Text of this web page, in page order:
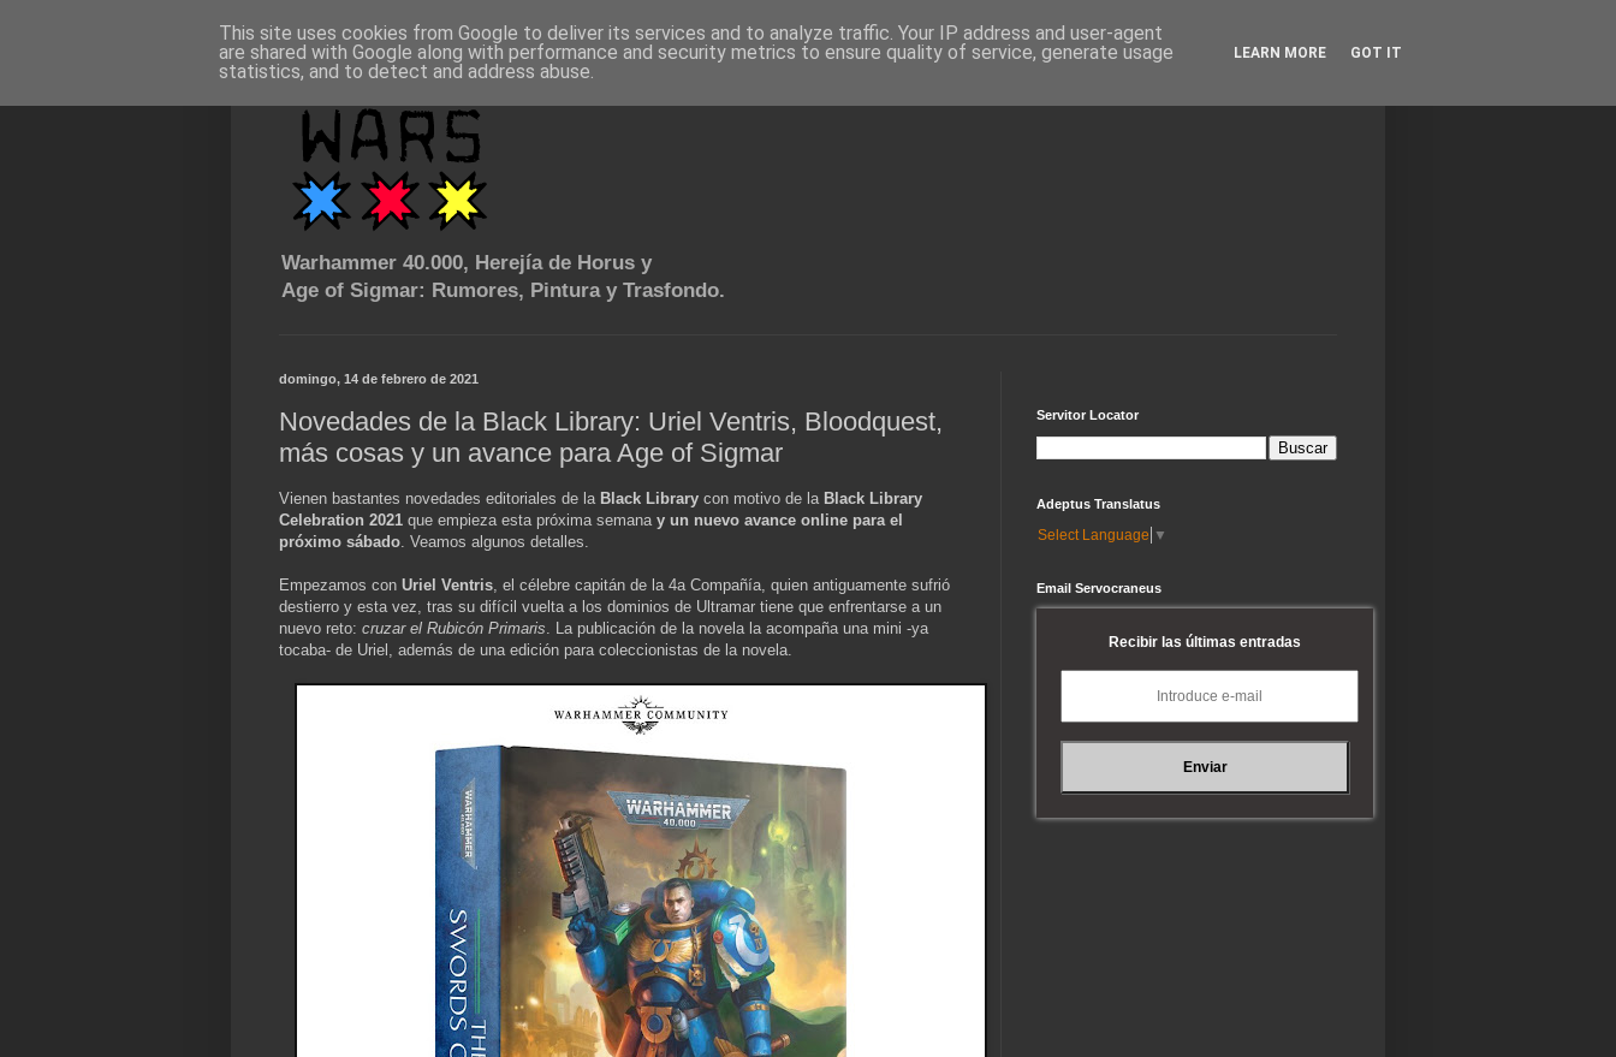
Warhammer 40.000, Herejía de Horus y
Age of Sigmar: Rumores, Pintura y Trasfondo.
domingo, 14 de febrero de 2021
Novedades de la Black Library: Uriel Ventris, Bloodquest,
más cosas y un avance para Age of Sigmar
Vienen bastantes novedades editoriales de la Black Library con motivo de laBlack Library
Celebration 2021 que empieza esta próxima semana y un nuevo avance online para el
próximo sábado. Veamos algunos detalles.
Empezamos con Uriel Ventris, el célebre capitán de la 4a Compañía, quien antiguamente sufrió
destierro y esta vez, tras su difícil vuelta a los dominios de Ultramar tiene que enfrentarse a un
nuevo reto: cruzar el Rubicón Primaris. La publicación de la novela la acompaña una mini -ya
tocaba- de Uriel, además de una edición para coleccionistas de la novela.
Servitor Locator
Adeptus Translatus
Select Language ▼
Email Servocraneus
Recibir las últimas entradas
This site uses cookies from Google to deliver its services and to analyze traffic. Your IP address and user-agent
are shared with Google along with performance and security metrics to ensure quality of service, generate usage
statistics, and to detect and address abuse.
LEARN MORE GOT IT